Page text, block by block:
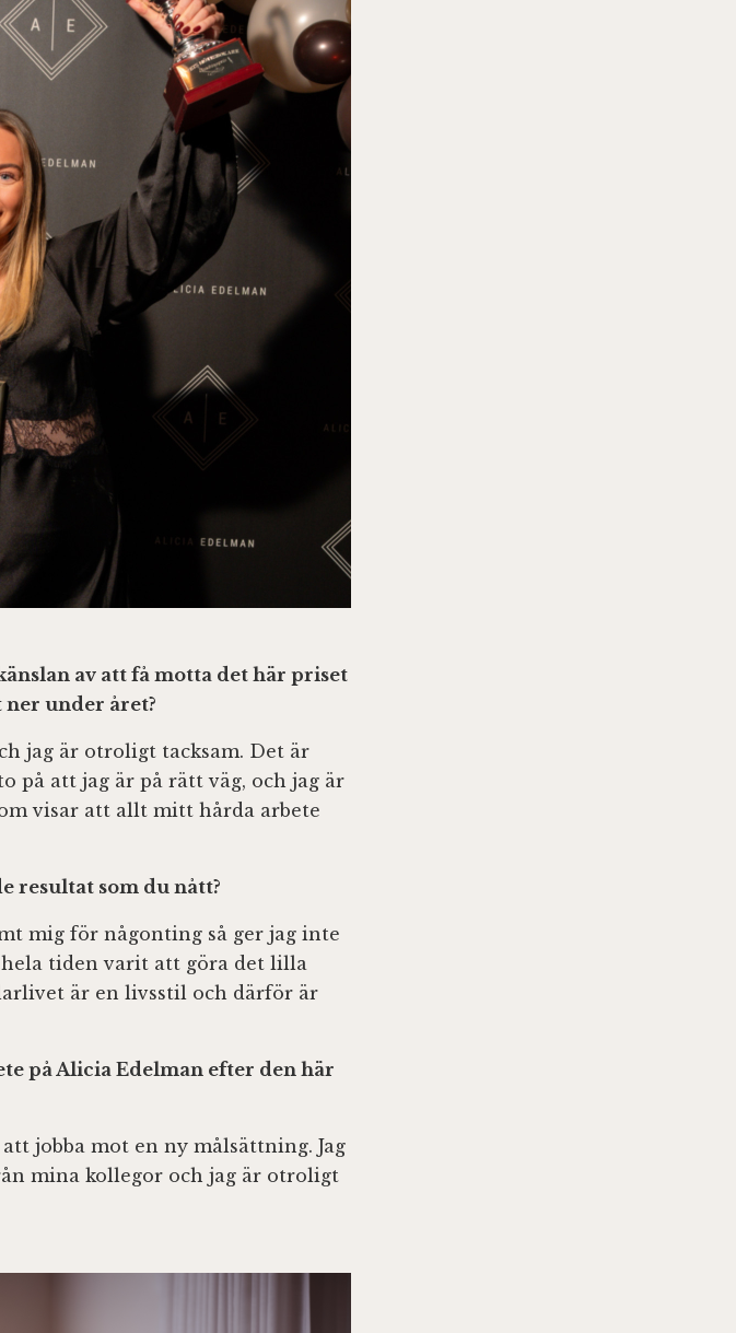
av att få motta det här priset
under året?
jag är otroligt tacksam. Det är
på att jag är på rätt väg, och jag är
visar att allt mitt hårda arbete
resultat som du nått?
mig för någonting så ger jag inte
tiden varit att göra det lilla
är en livsstil och därför är
på Alicia Edelman efter den här
jobba mot en ny målsättning. Jag
mina kollegor och jag är otroligt